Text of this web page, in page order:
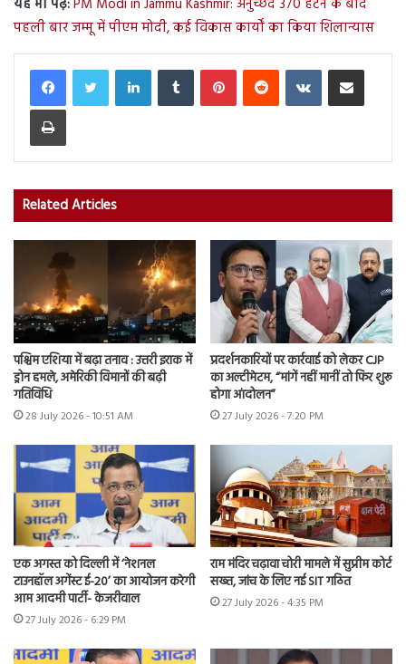
यह भी पढ़ें:PM Modi in Jammu Kashmir: अनुच्छेद 370 हटने के बाद
पहली बार जम्मू में पीएम मोदी, कई विकास कार्यों का किया शिलान्यास
LinkedInTumblr PinterestReddit VKontakteShare via Email
Print
Related Articles
पश्चिम एशिया में बढ़ा तनाव : उत्तरी इराक में
ड्रोन हमले, अमेरिकी विमानों की बढ़ी
गतिविधि
28 July 2026 - 10:51 AM
प्रदर्शनकारियों पर कार्रवाई को लेकर CJP
का अल्टीमेटम, “मांगें नहीं मानीं तो फिर शुरू
होगा आंदोलन”
27 July 2026 - 7:20 PM
एक अगस्त को दिल्ली में ‘नेशनल
टाउनहॉल अगेंस्ट ई-20’ का आयोजन करेगी
आम आदमी पार्टी- केजरीवाल
27 July 2026 - 6:29 PM
राम मंदिर चढ़ावा चोरी मामले में सुप्रीम कोर्ट
सख्त, जांच के लिए नई SIT गठित
27 July 2026 - 4:35 PM